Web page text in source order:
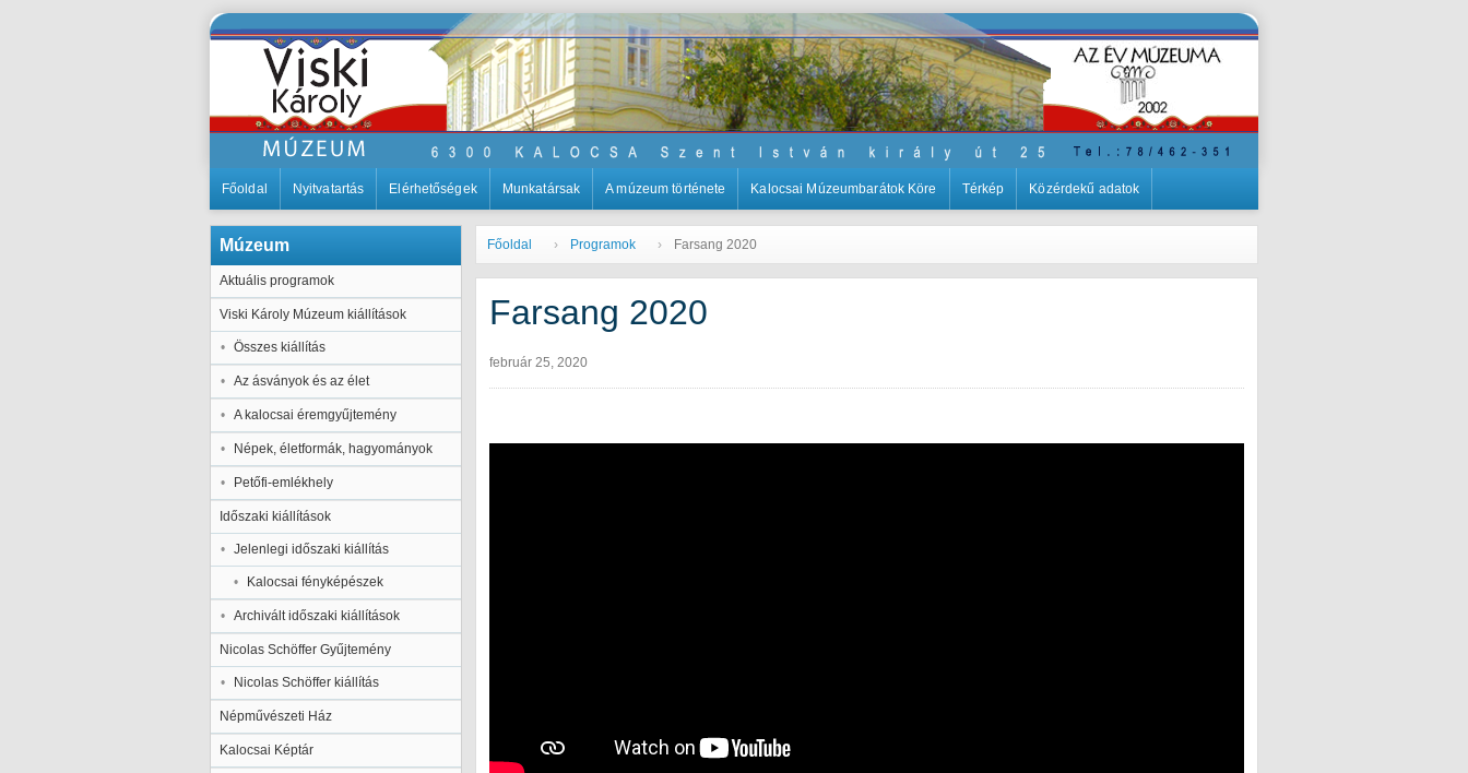
Főoldal Nyitvatartás Elérhetőségek Munkatársak A múzeum története Kalocsai Múzeumbarátok Köre Térkép Közérdekű adatok
Múzeum
Aktuális programok
Viski Károly Múzeum kiállítások
Összes kiállítás
Az ásványok és az élet
A kalocsai éremgyűjtemény
Népek, életformák, hagyományok
Petőfi-emlékhely
Időszaki kiállítások
Jelenlegi időszaki kiállítás
Kalocsai fényképészek
Archivált időszaki kiállítások
Nicolas Schöffer Gyűjtemény
Nicolas Schöffer kiállítás
Népművészeti Ház
Kalocsai Képtár
Főoldal Programok Farsang 2020
Farsang 2020
február 25, 2020